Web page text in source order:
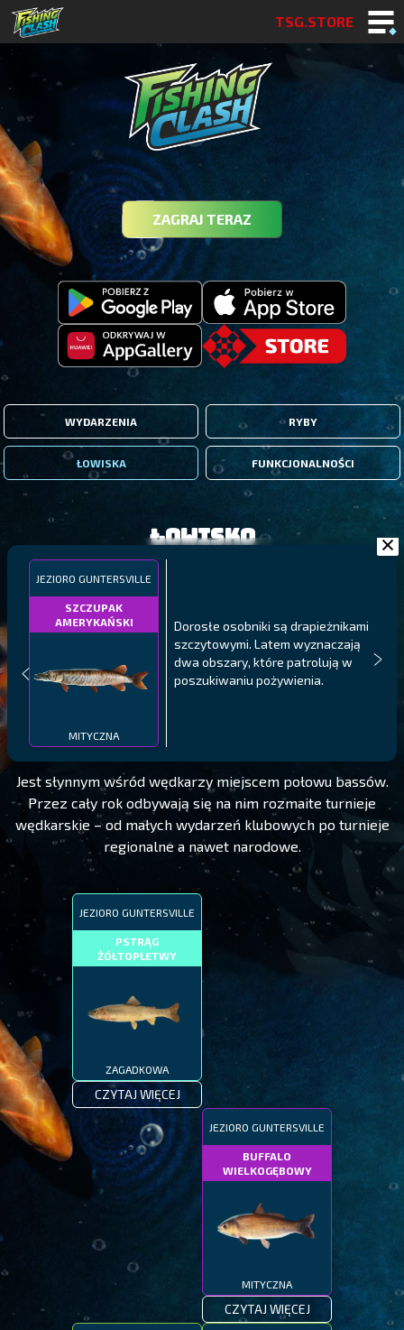
TSG.STORE
ZAGRAJ TERAZ
WYDARZENIA RYBY
ŁOWISKA FUNKCJONALNOŚCI
JEZIORO GUNTERSVILLE
SZCZUPAK
AMERYKAŃSKI
MITYCZNA
Dorosłe osobniki są drapieżnikami
szczytowymi. Latem wyznaczają
dwa obszary, które patrolują w
poszukiwaniu pożywienia.
Łowisko
Jest słynnym wśród wędkarzy miejscem połowu bassów.
Przez cały rok odbywają się na nim rozmaite turnieje
wędkarskie – od małych wydarzeń klubowych po turnieje
regionalne a nawet narodowe.
JEZIORO GUNTERSVILLE
PSTRĄG
ŻÓŁTOPŁETWY
ZAGADKOWA
CZYTAJ WIĘCEJ
JEZIORO GUNTERSVILLE
BUFFALO
WIELKOGĘBOWY
MITYCZNA
CZYTAJ WIĘCEJ